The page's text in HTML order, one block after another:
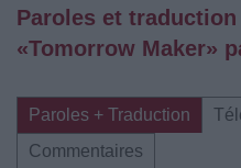
Paroles et
«Tomorrow Maker»
Paroles + Traduction
Commentaires